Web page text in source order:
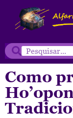
Como